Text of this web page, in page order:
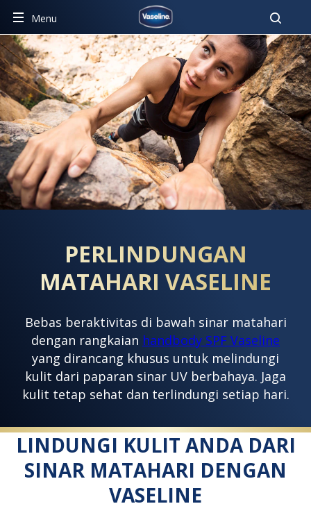
Menu
PERLINDUNGAN MATAHARI
PERLINDUNGAN
MATAHARI VASELINE
Bebas beraktivitas di bawah sinar matahari
dengan rangkaian handbody SPF Vaseline
yang dirancang khusus untuk melindungi
kulit dari paparan sinar UV berbahaya. Jaga
kulit tetap sehat dan terlindungi setiap hari.
LINDUNGI KULIT ANDA DARI
SINAR MATAHARI DENGAN
VASELINE